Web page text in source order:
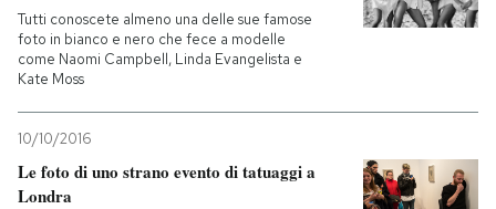
Tutti conoscete almeno una delle sue famose
foto in bianco e nero che fece a modelle
come Naomi Campbell, Linda Evangelista e
Kate Moss
10/10/2016
Le foto di uno strano evento di tatuaggi a
Londra